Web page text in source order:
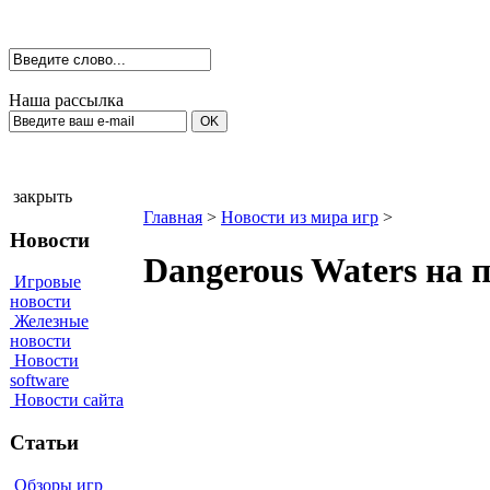
Наша рассылка
закрыть
Новости
Игровые
новости
Железные
новости
Новости
software
Новости сайта
Статьи
Обзоры игр
Главная > Новости из мира игр >
Dangerous Waters на